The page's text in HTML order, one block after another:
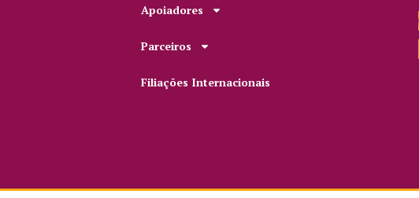
Apoiadores
Parceiros
Filiações Internacionais